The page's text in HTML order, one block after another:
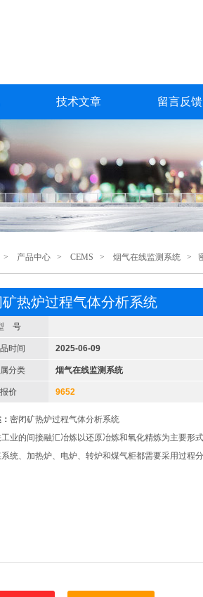
技术文章 留言反馈
> 产品中心 > CEMS > 烟气在线监测系统 >
矿热炉过程气体分析系统
号
时间 2025-06-09
分类 烟气在线监测系统
报价 9652
密闭矿热炉过程气体分析系统
业的间接融汇冶炼以还原冶炼和氧化精炼为主要形
统、加热炉、电炉、转炉和煤气柜都需要采用过程